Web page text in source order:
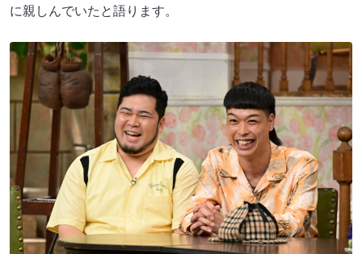
に親しんでいたと語ります。